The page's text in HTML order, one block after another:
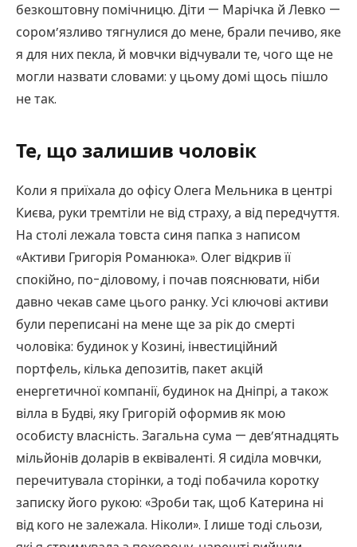
безкоштовну помічницю. Діти — Марічка й Левко —
сором’язливо тягнулися до мене, брали печиво, яке
я для них пекла, й мовчки відчували те, чого ще не
могли назвати словами: у цьому домі щось пішло
не так.
Те, що залишив чоловік
Коли я приїхала до офісу Олега Мельника в центрі
Києва, руки тремтіли не від страху, а від передчуття.
На столі лежала товста синя папка з написом
«Активи Григорія Романюка». Олег відкрив її
спокійно, по-діловому, і почав пояснювати, ніби
давно чекав саме цього ранку. Усі ключові активи
були переписані на мене ще за рік до смерті
чоловіка: будинок у Козині, інвестиційний
портфель, кілька депозитів, пакет акцій
енергетичної компанії, будинок на Дніпрі, а також
вілла в Будві, яку Григорій оформив як мою
особисту власність. Загальна сума — дев’ятнадцять
мільйонів доларів в еквіваленті. Я сиділа мовчки,
перечитувала сторінки, а тоді побачила коротку
записку його рукою: «Зроби так, щоб Катерина ні
від кого не залежала. Ніколи». І лише тоді сльози,